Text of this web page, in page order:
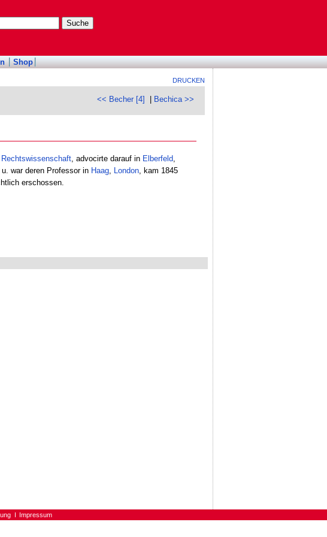
Shop
DRUCKEN
<< Becher [4] Bechica >>
Rechtswissenschaft, advocirte darauf in Elberfeld
u. war deren Professor in Haag, London, kam 1845
erschossen.
Impressum